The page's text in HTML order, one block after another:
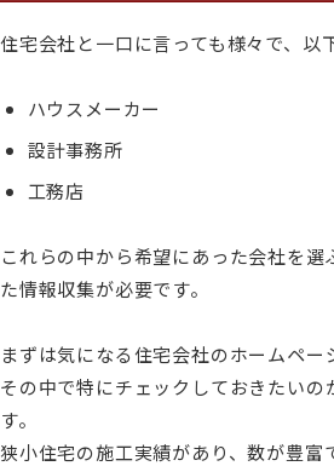
住宅会社と一口に言っても様々で、以
ハウスメーカー
設計事務所
工務店
これらの中から希望にあった会社を
た情報収集が必要です。
まずは気になる住宅会社のホームペー
その中で特にチェックしておきたいの
す。
狭小住宅の施工実績があり、数が豊富